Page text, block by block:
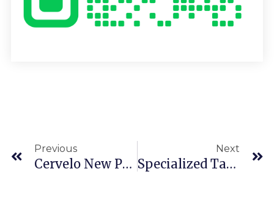
Previous
Cervelo New P3 2016
Next
Specialized Tarmac 2016 環義冠車版